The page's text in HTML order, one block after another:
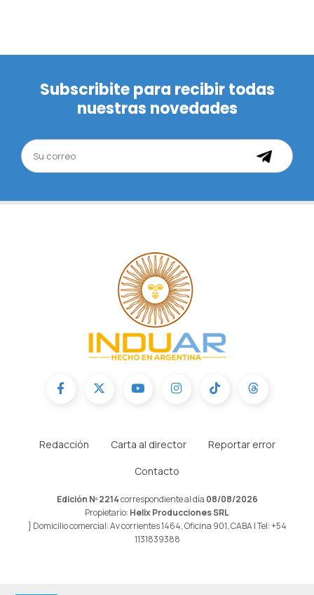
Subscribite para recibir todas
nuestras novedades
Redacción Carta al director
Reportar error
Contacto
Edición Nº 2214correspondiente al día 08/08/2026
Propietario: Helix Producciones SRL
} Domicilio comercial: Av corrientes 1464, Oficina 901, CABA | Tel: +54
1131839388